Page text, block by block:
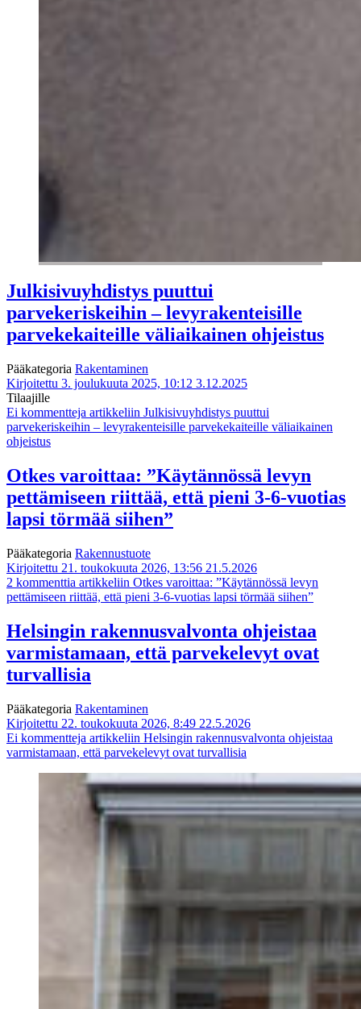
Julkisivuyhdistys puuttui
parvekeriskeihin – levyrakenteisille
parvekekaiteille väliaikainen ohjeistus
Pääkategoria Rakentaminen
Kirjoitettu 3. joulukuuta 2025, 10:12 3.12.2025
Tilaajille
Ei kommentteja artikkeliin Julkisivuyhdistys puuttui
parvekeriskeihin – levyrakenteisille parvekekaiteille väliaikainen
ohjeistus
Otkes varoittaa: ”Käytännössä levyn
pettämiseen riittää, että pieni 3-6-vuotias
lapsi törmää siihen”
Pääkategoria Rakennustuote
Kirjoitettu 21. toukokuuta 2026, 13:56 21.5.2026
2 kommenttia artikkeliin Otkes varoittaa: ”Käytännössä levyn
pettämiseen riittää, että pieni 3-6-vuotias lapsi törmää siihen”
Helsingin rakennusvalvonta ohjeistaa
varmistamaan, että parvekelevyt ovat
turvallisia
Pääkategoria Rakentaminen
Kirjoitettu 22. toukokuuta 2026, 8:49 22.5.2026
Ei kommentteja artikkeliin Helsingin rakennusvalvonta ohjeistaa
varmistamaan, että parvekelevyt ovat turvallisia